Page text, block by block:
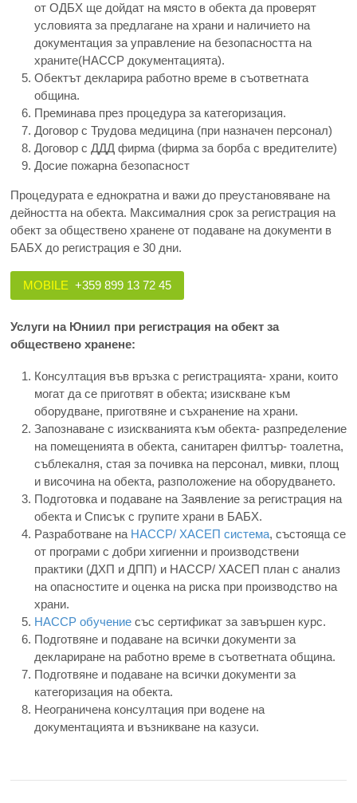
от ОДБХ ще дойдат на място в обекта да проверят
условията за предлагане на храни и наличието на
документация за управление на безопасността на
храните(НАССР документацията).
Обектът декларира работно време в съответната
община.
Преминава през процедура за категоризация.
Договор с Трудова медицина (при назначен персонал)
Договор с ДДД фирма (фирма за борба с вредителите)
Досие пожарна безопасност
Процедурата е еднократна и важи до преустановяване на
дейността на обекта. Максималния срок за регистрация на
обект за обществено хранене от подаване на документи в
БАБХ до регистрация е 30 дни.
MOBILE +359 899 13 72 45
Услуги на Юниил при регистрация на обект за
обществено хранене:
Консултация във връзка с регистрацията- храни, които
могат да се приготвят в обекта; изискване към
оборудване, приготвяне и съхранение на храни.
Запознаване с изискванията към обекта- разпределение
на помещенията в обекта, санитарен филтър- тоалетна,
съблекалня, стая за почивка на персонал, мивки, площ
и височина на обекта, разположение на оборудването.
Подготовка и подаване на Заявление за регистрация на
обекта и Списък с групите храни в БАБХ.
Разработване на HACCP/ ХАСЕП система, състояща се
от програми с добри хигиенни и производствени
практики (ДХП и ДПП) и HACCP/ ХАСЕП план с анализ
на опасностите и оценка на риска при производство на
храни.
HACCP обучение със сертификат за завършен курс.
Подготвяне и подаване на всички документи за
деклариране на работно време в съответната община.
Подготвяне и подаване на всички документи за
категоризация на обекта.
Неограничена консултация при водене на
документацията и възникване на казуси.